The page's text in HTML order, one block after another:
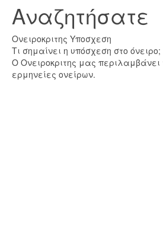
Αναζητήσατε
Ονειροκριτης Υποσχεση
Τι σημαίνει η υπόσχεση στο όνειρο;
Ο Ονειροκριτης μας περιλαμβάνει
ερμηνείες ονείρων.